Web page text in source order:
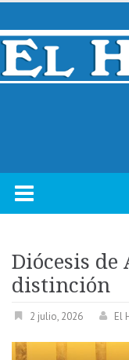
Skip
content
Diócesis
distinción
2 julio, 2026 El